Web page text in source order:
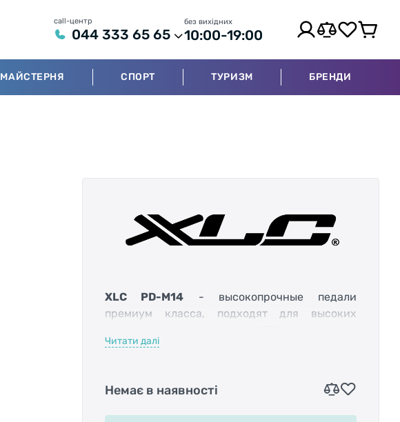
call-центр
044 333 65 65
без вихідних
10:00-19:00
МАЙСТЕРНЯ СПОРТ ТУРИЗМ БРЕНДИ
XLC PD-M14 - высокопрочные педали
премиум класса, подходят для высоких
Конструкция модели имеет правильную и
расположения ног, а специальные сменные
шипы гарантируют хорошее сцепление
подошвы с поверхностью, предотвращая
Читати далі
Немає в наявності